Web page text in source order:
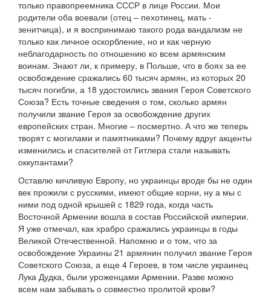
только правопреемника СССР в лице России. Мои
родители оба воевали (отец – пехотинец, мать -
зенитчица), и я воспринимаю такого рода вандализм не
только как личное оскорбление, но и как черную
неблагодарность по отношению ко всем армянским
воинам. Знают ли, к примеру, в Польше, что в боях за ее
освобождение сражались 60 тысяч армян, из которых 20
тысяч погибли, а 18 удостоились звания Героя Советского
Союза? Есть точные сведения о том, сколько армян
получили звание Героя за освобождение других
европейских стран. Многие – посмертно. А что же теперь
творят с могилами и памятниками? Почему вдруг акценты
изменились и спасителей от Гитлера стали называть
оккупантами?
Оставлю кичливую Европу, но украинцы вроде бы не один
век прожили с русскими, имеют общие корни, ну а мы с
ними под одной крышей с 1829 года, когда часть
Восточной Армении вошла в состав Российской империи.
Я уже отмечал, как храбро сражались украинцы в годы
Великой Отечественной. Напомню и о том, что за
освобождение Украины 21 армянин получил звание Героя
Советского Союза, а еще 4 Героев, в том числе украинец
Лука Дудка, были уроженцами Армении. Разве можно
всем нам забывать о совместно пролитой крови?